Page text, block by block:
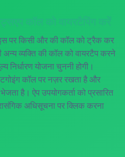
पर किसी और की कॉल को ट्रैक कर
व्यक्ति की कॉल को वायरटैप करने
योजना चुननी होगी।
कॉल पर नज़र रखता है और
है। ऐप उपयोगकर्ता को प्रसारित
अधिसूचना पर क्लिक करना